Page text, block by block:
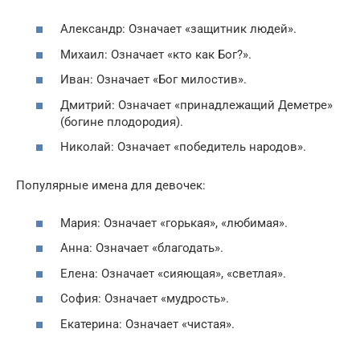
Александр: Означает «защитник людей».
Михаил: Означает «кто как Бог?».
Иван: Означает «Бог милостив».
Дмитрий: Означает «принадлежащий Деметре»
(богине плодородия).
Николай: Означает «победитель народов».
Популярные имена для девочек:
Мария: Означает «горькая», «любимая».
Анна: Означает «благодать».
Елена: Означает «сияющая», «светлая».
София: Означает «мудрость».
Екатерина: Означает «чистая».